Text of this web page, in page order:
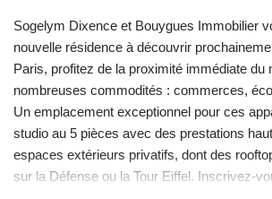
Sogelym Dixence et Bouygues Immobilier
nouvelle résidence à découvrir
Paris, profitez de la proximité immédiate du
nombreuses commodités : commerces,
Un emplacement exceptionnel pour ces
studio au 5 pièces avec des prestations
espaces extérieurs privatifs, dont des
sur la Défense ou la Tour Eiffel. Inscrivez-